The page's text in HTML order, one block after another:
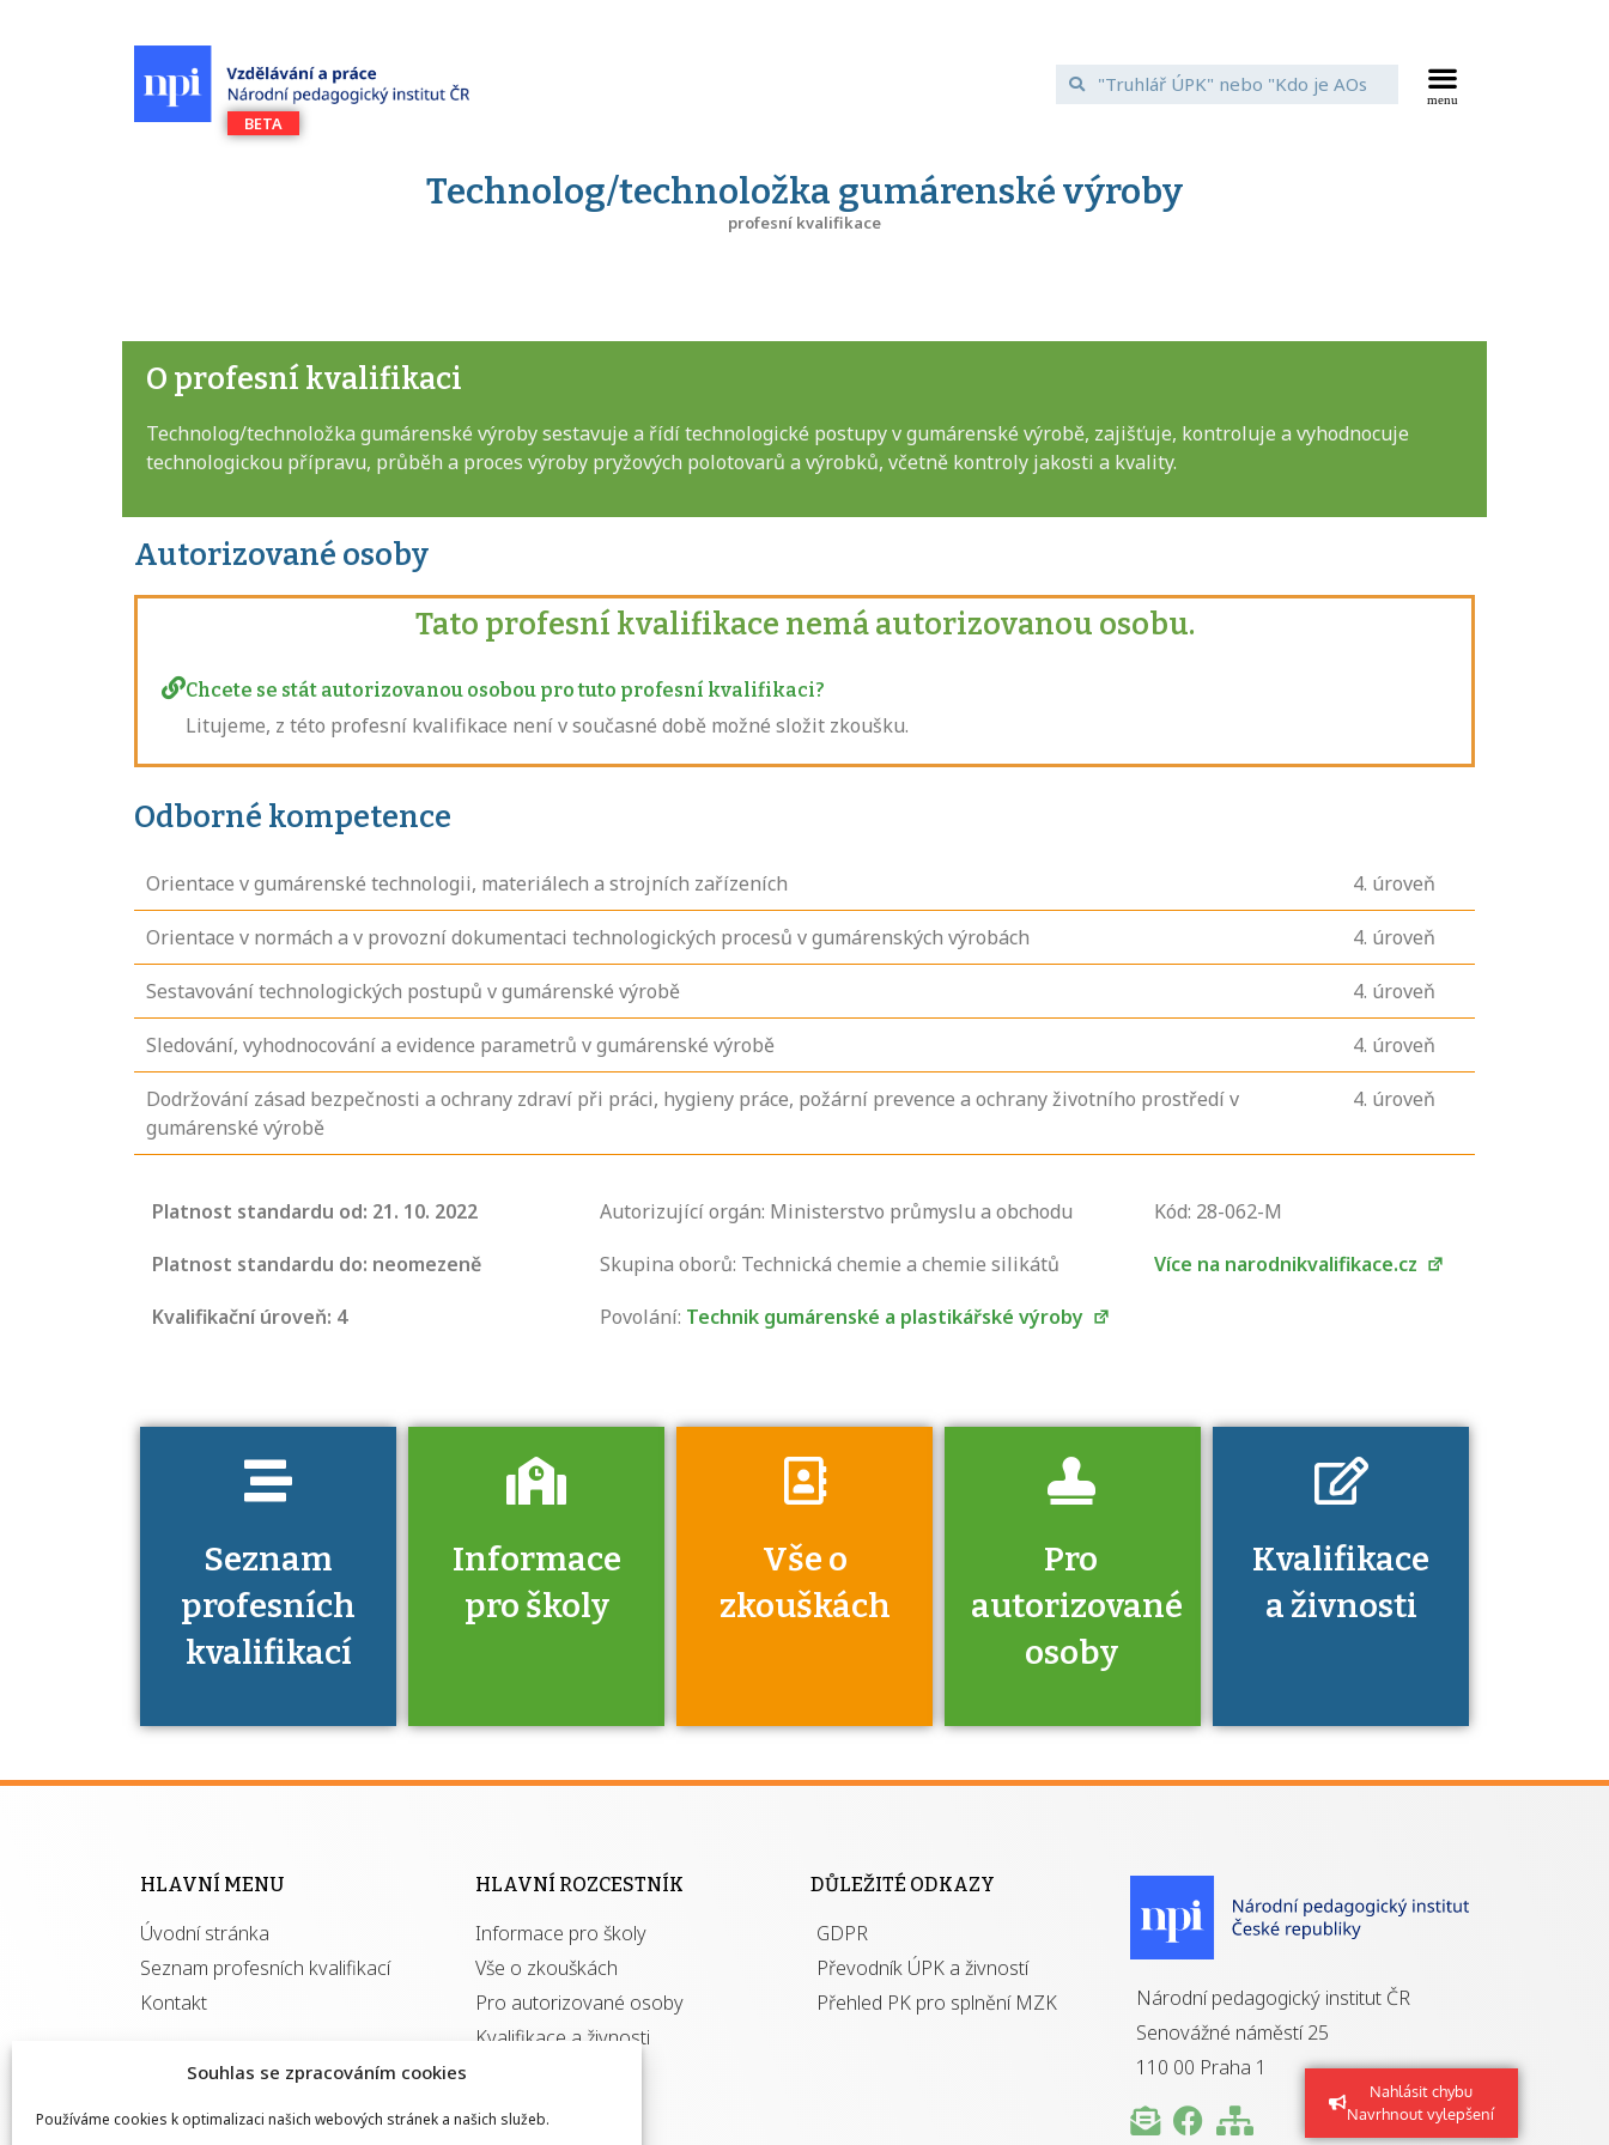
Souhlas se zpracováním cookies
Používáme cookies k optimalizaci našich webových stránek a našich služeb.
Nahlásit chybu
Navrhnout vylepšení
Technolog/technoložka gumárenské výroby
profesní kvalifikace
O profesní kvalifikaci
Technolog/technoložka gumárenské výroby sestavuje a řídí technologické postupy v gumárenské výrobě, zajišťuje, kontroluje a vyhodnocuje
technologickou přípravu, průběh a proces výroby pryžových polotovarů a výrobků, včetně kontroly jakosti a kvality.
Autorizované osoby
Tato profesní kvalifikace nemá autorizovanou osobu.
Chcete se stát autorizovanou osobou pro tuto profesní kvalifikaci?
Litujeme, z této profesní kvalifikace není v současné době možné složit zkoušku.
Odborné kompetence
Orientace v gumárenské technologii, materiálech a strojních zařízeních 4. úroveň
Orientace v normách a v provozní dokumentaci technologických procesů v gumárenských výrobách 4. úroveň
Sestavování technologických postupů v gumárenské výrobě 4. úroveň
Sledování, vyhodnocování a evidence parametrů v gumárenské výrobě 4. úroveň
Dodržování zásad bezpečnosti a ochrany zdraví při práci, hygieny práce, požární prevence a ochrany životního prostředí v
gumárenské výrobě
4. úroveň
Platnost standardu od: 21. 10. 2022
Platnost standardu do: neomezeně
Kvalifikační úroveň: 4
Autorizující orgán: Ministerstvo průmyslu a obchodu
Skupina oborů: Technická chemie a chemie silikátů
Povolání: Technik gumárenské a plastikářské výroby
Kód: 28-062-M
Více na narodnikvalifikace.cz
Seznam
profesních
kvalifikací
seznam
kvalifikací. Víte,
musíte pro danou
Informace
pro školy
Víte, že jako škola
kvalifikací jisté
získávání
autorizací?
Vše o
zkouškách
Zjistěte, jak se
zkoušce a kde
o tom, kdo vás
Pro
autorizované
osoby
výhody má získání
Kvalifikace
a živnosti
U řady živností je
Pro které toto
HLAVNÍ MENU
Úvodní stránka
Seznam profesních kvalifikací
Kontakt
HLAVNÍ ROZCESTNÍK
Informace pro školy
Vše o zkouškách
Pro autorizované osoby
Kvalifikace a živnosti
DŮLEŽITÉ ODKAZY
GDPR
Převodník ÚPK a živností
Přehled PK pro splnění MZK
Národní pedagogický institut ČR
Senovážné náměstí 25
110 00 Praha 1